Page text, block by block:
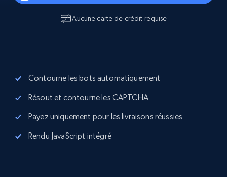
Aucune carte de crédit requise
Contourne les bots automatiquement
Résout et contourne les CAPTCHA
Payez uniquement pour les livraisons réussies
Rendu JavaScript intégré